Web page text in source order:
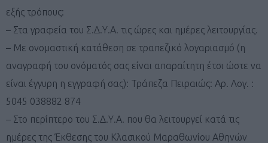
εξής τρόπους:
– Στα γραφεία του Σ.Δ.Υ.Α. τις ώρες και ημέρες λειτουργίας.
– Με ονομαστική κατάθεση σε τραπεζικό λογαριασμό (η
αναγραφή του ονόματός σας είναι απαραίτητη έτσι ώστε να
είναι έγγυρη η εγγραφή σας): Τράπεζα Πειραιώς: Αρ. Λογ. :
5045 038882 874
– Στο περίπτερο του Σ.Δ.Υ.Α. που θα λειτουργεί κατά τις
ημέρες της Έκθεσης του Κλασικού Μαραθωνίου Αθηνών